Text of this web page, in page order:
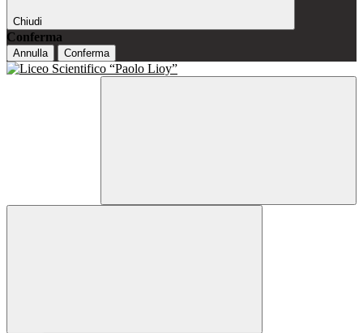
Chiudi
Conferma
Annulla Conferma